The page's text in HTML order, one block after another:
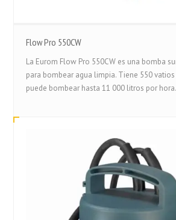
Flow Pro 550CW
La Eurom Flow Pro 550CW es una bomba
para bombear agua limpia. Tiene 550
puede bombear hasta 11 000 litros por hora.